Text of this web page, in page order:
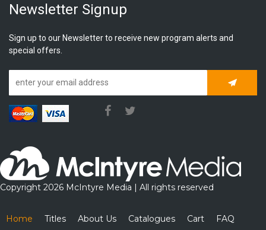
Newsletter Signup
Sign up to our Newsletter to receive new program alerts and
special offers.
Copyright 2026 McIntyre Media | All rights reserved
Home Titles About Us Catalogues Cart FAQ